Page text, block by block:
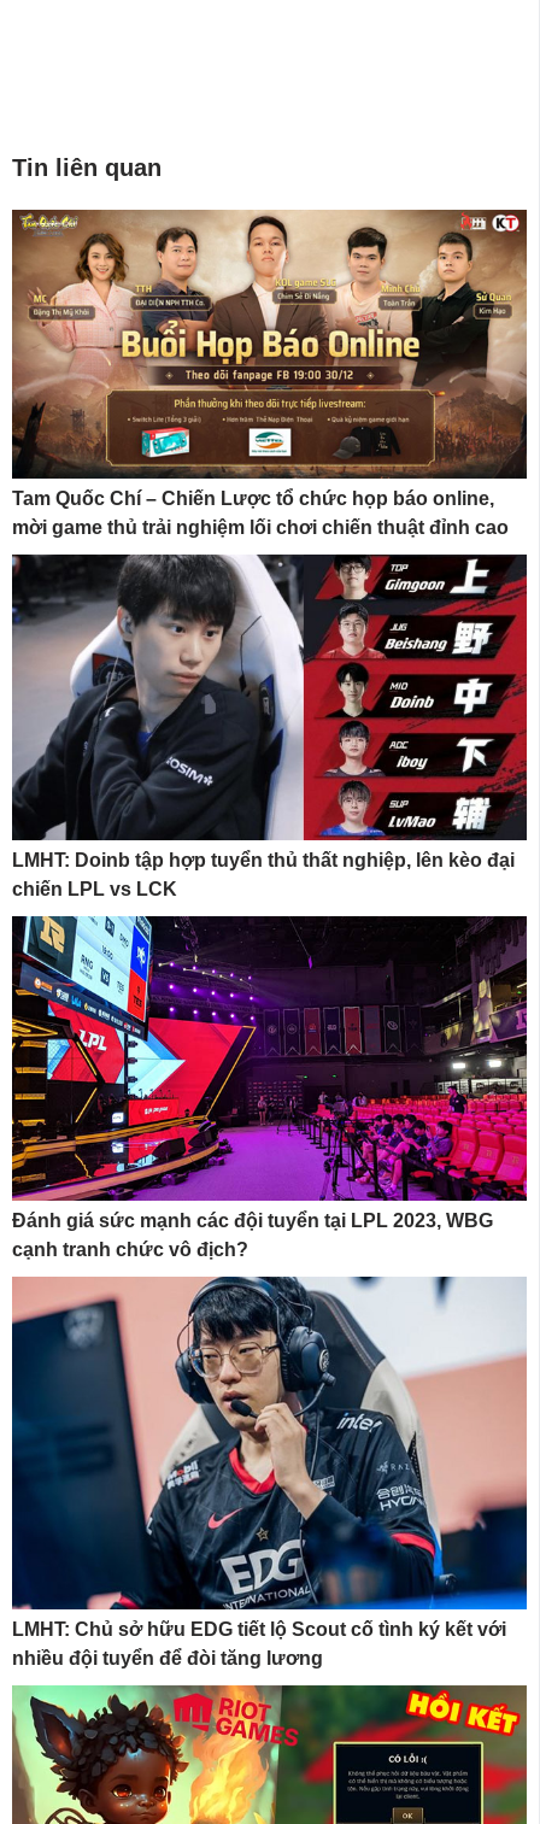
Tin liên quan
Tam Quốc Chí – Chiến Lược tổ chức họp báo online,
mời game thủ trải nghiệm lối chơi chiến thuật đỉnh cao
LMHT: Doinb tập hợp tuyển thủ thất nghiệp, lên kèo đại
chiến LPL vs LCK
Đánh giá sức mạnh các đội tuyển tại LPL 2023, WBG
cạnh tranh chức vô địch?
LMHT: Chủ sở hữu EDG tiết lộ Scout cố tình ký kết với
nhiều đội tuyển để đòi tăng lương